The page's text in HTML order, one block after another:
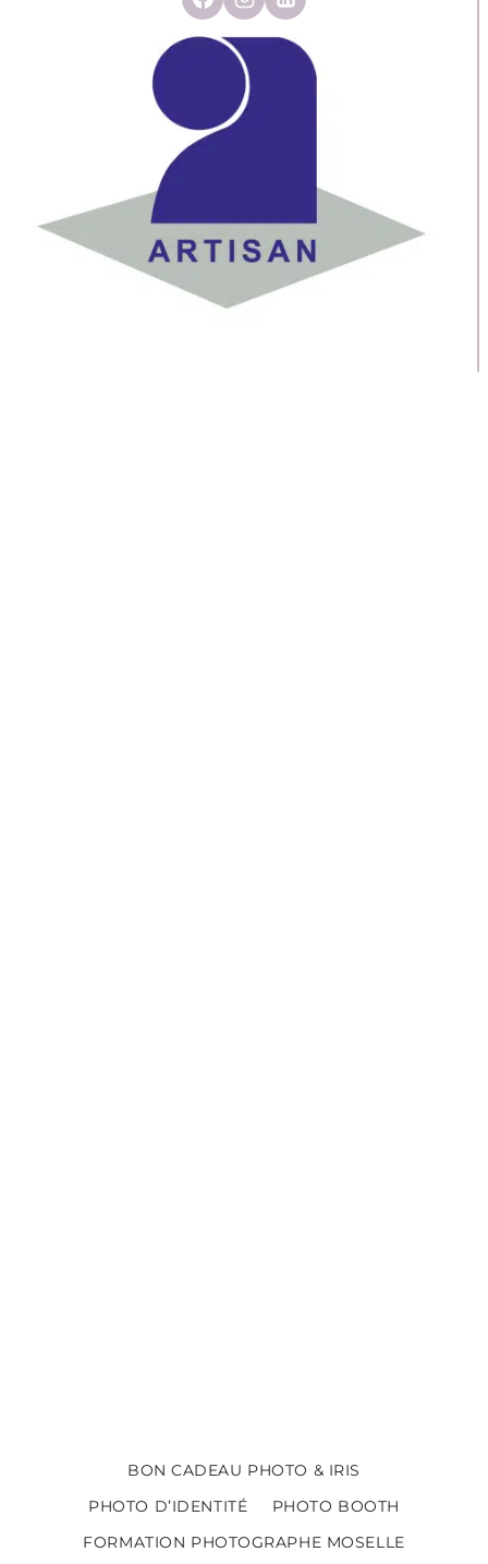
BON CADEAU PHOTO & IRIS
PHOTO D’IDENTITÉ
PHOTO BOOTH
FORMATION PHOTOGRAPHE MOSELLE